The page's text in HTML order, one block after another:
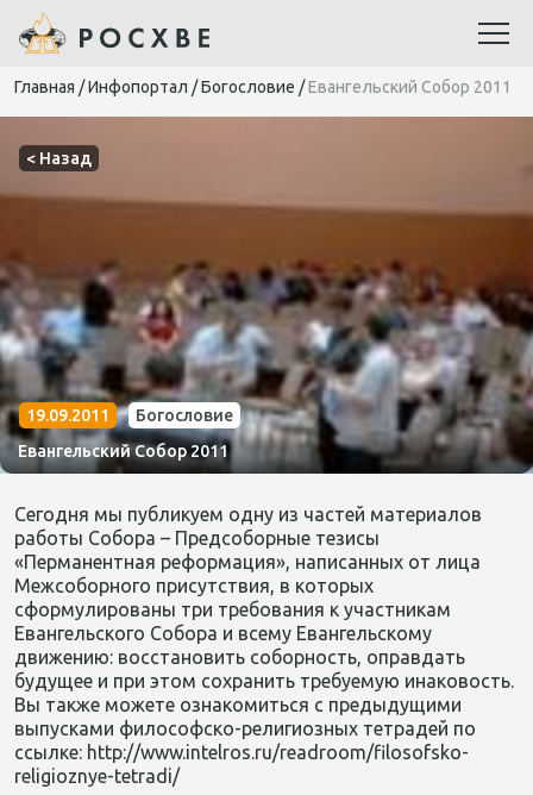
Главная /Инфопортал /Богословие /Евангельский Собор 2011
< Назад
19.09.2011
Богословие
Евангельский Собор 2011
Сегодня мы публикуем одну из частей материалов
работы Собора – Предсоборные тезисы
«Перманентная реформация», написанных от лица
Межсоборного присутствия, в которых
сформулированы три требования к участникам
Евангельского Собора и всему Евангельскому
движению: восстановить соборность, оправдать
будущее и при этом сохранить требуемую инаковость.
Вы также можете ознакомиться с предыдущими
выпусками философско-религиозных тетрадей по
ссылке: http://www.intelros.ru/readroom/filosofsko-
religioznye-tetradi/